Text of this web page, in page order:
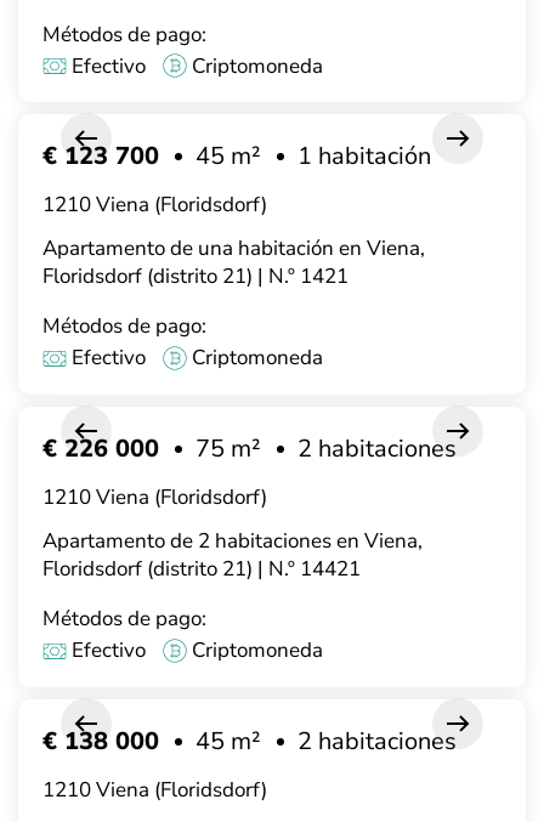
Métodos de pago:
Efectivo
Criptomoneda
Apartamento de una habitación en Viena,
Floridsdorf (distrito 21) | N.º 1421
€ 123 700 45 m² 1 habitación
1210 Viena (Floridsdorf)
Métodos de pago:
Efectivo
Criptomoneda
Apartamento de 2 habitaciones en Viena,
Floridsdorf (distrito 21) | N.º 14421
€ 226 000 75 m² 2 habitaciones
1210 Viena (Floridsdorf)
Métodos de pago:
Efectivo
Criptomoneda
€ 138 000 45 m² 2 habitaciones
1210 Viena (Floridsdorf)